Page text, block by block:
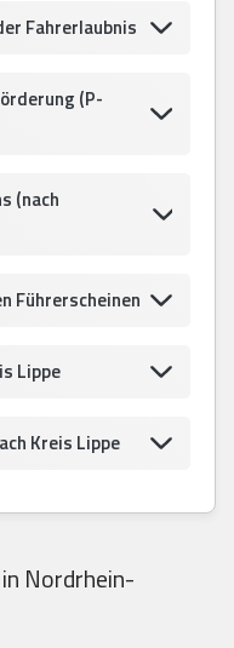
Fahrerlaubnis
(P-
(nach
Führerscheinen
Lippe
Kreis Lippe
Nordrhein-